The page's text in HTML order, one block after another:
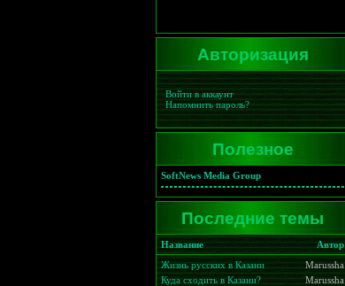
Авторизация
Войти в аккаунт
Напомнить пароль?
Полезное
SoftNews Media Group
Последние темы
Название
Автор
Жизнь русских в Казани
Marussha
Куда сходить в Казани?
Marussha